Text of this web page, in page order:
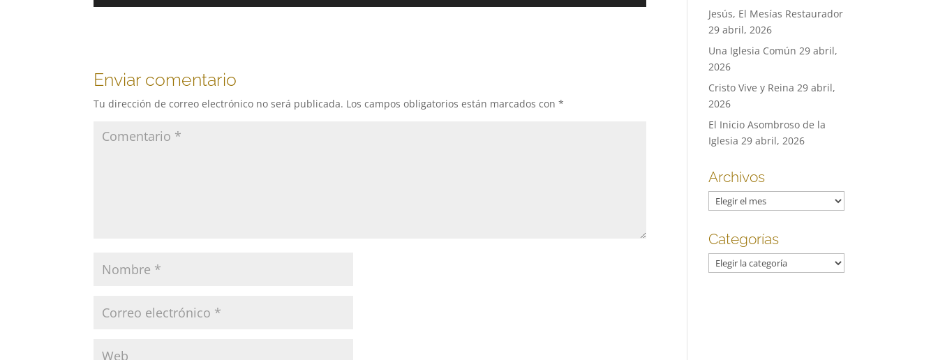
Enviar comentario
Tu dirección de correo electrónico no será publicada. Los campos obligatorios están marcados con*
Jesús, El Mesías Restaurador
29 abril, 2026
Una Iglesia Común 29 abril,
2026
Cristo Vive y Reina 29 abril,
2026
El Inicio Asombroso de la
Iglesia 29 abril, 2026
Archivos
Archivos
Categorías
Categorías